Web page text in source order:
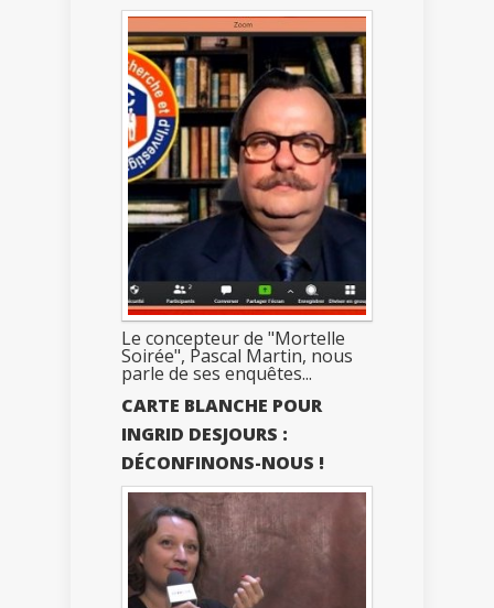
Le concepteur de "Mortelle
Soirée", Pascal Martin, nous
parle de ses enquêtes...
CARTE BLANCHE POUR
INGRID DESJOURS :
DÉCONFINONS-NOUS !